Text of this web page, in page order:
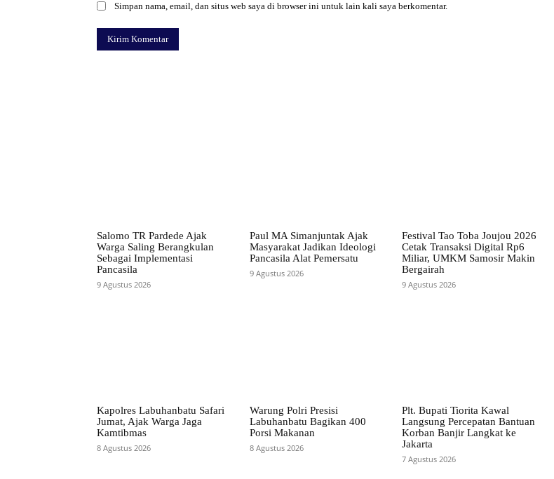
Simpan nama, email, dan situs web saya di browser ini untuk lain kali saya berkomentar.
Salomo TR Pardede Ajak
Warga Saling Berangkulan
Sebagai Implementasi
Pancasila
9 Agustus 2026
Paul MA Simanjuntak Ajak
Masyarakat Jadikan Ideologi
Pancasila Alat Pemersatu
9 Agustus 2026
Festival Tao Toba Joujou 2026
Cetak Transaksi Digital Rp6
Miliar, UMKM Samosir Makin
Bergairah
9 Agustus 2026
Kapolres Labuhanbatu Safari
Jumat, Ajak Warga Jaga
Kamtibmas
8 Agustus 2026
Warung Polri Presisi
Labuhanbatu Bagikan 400
Porsi Makanan
8 Agustus 2026
Plt. Bupati Tiorita Kawal
Langsung Percepatan Bantuan
Korban Banjir Langkat ke
Jakarta
7 Agustus 2026